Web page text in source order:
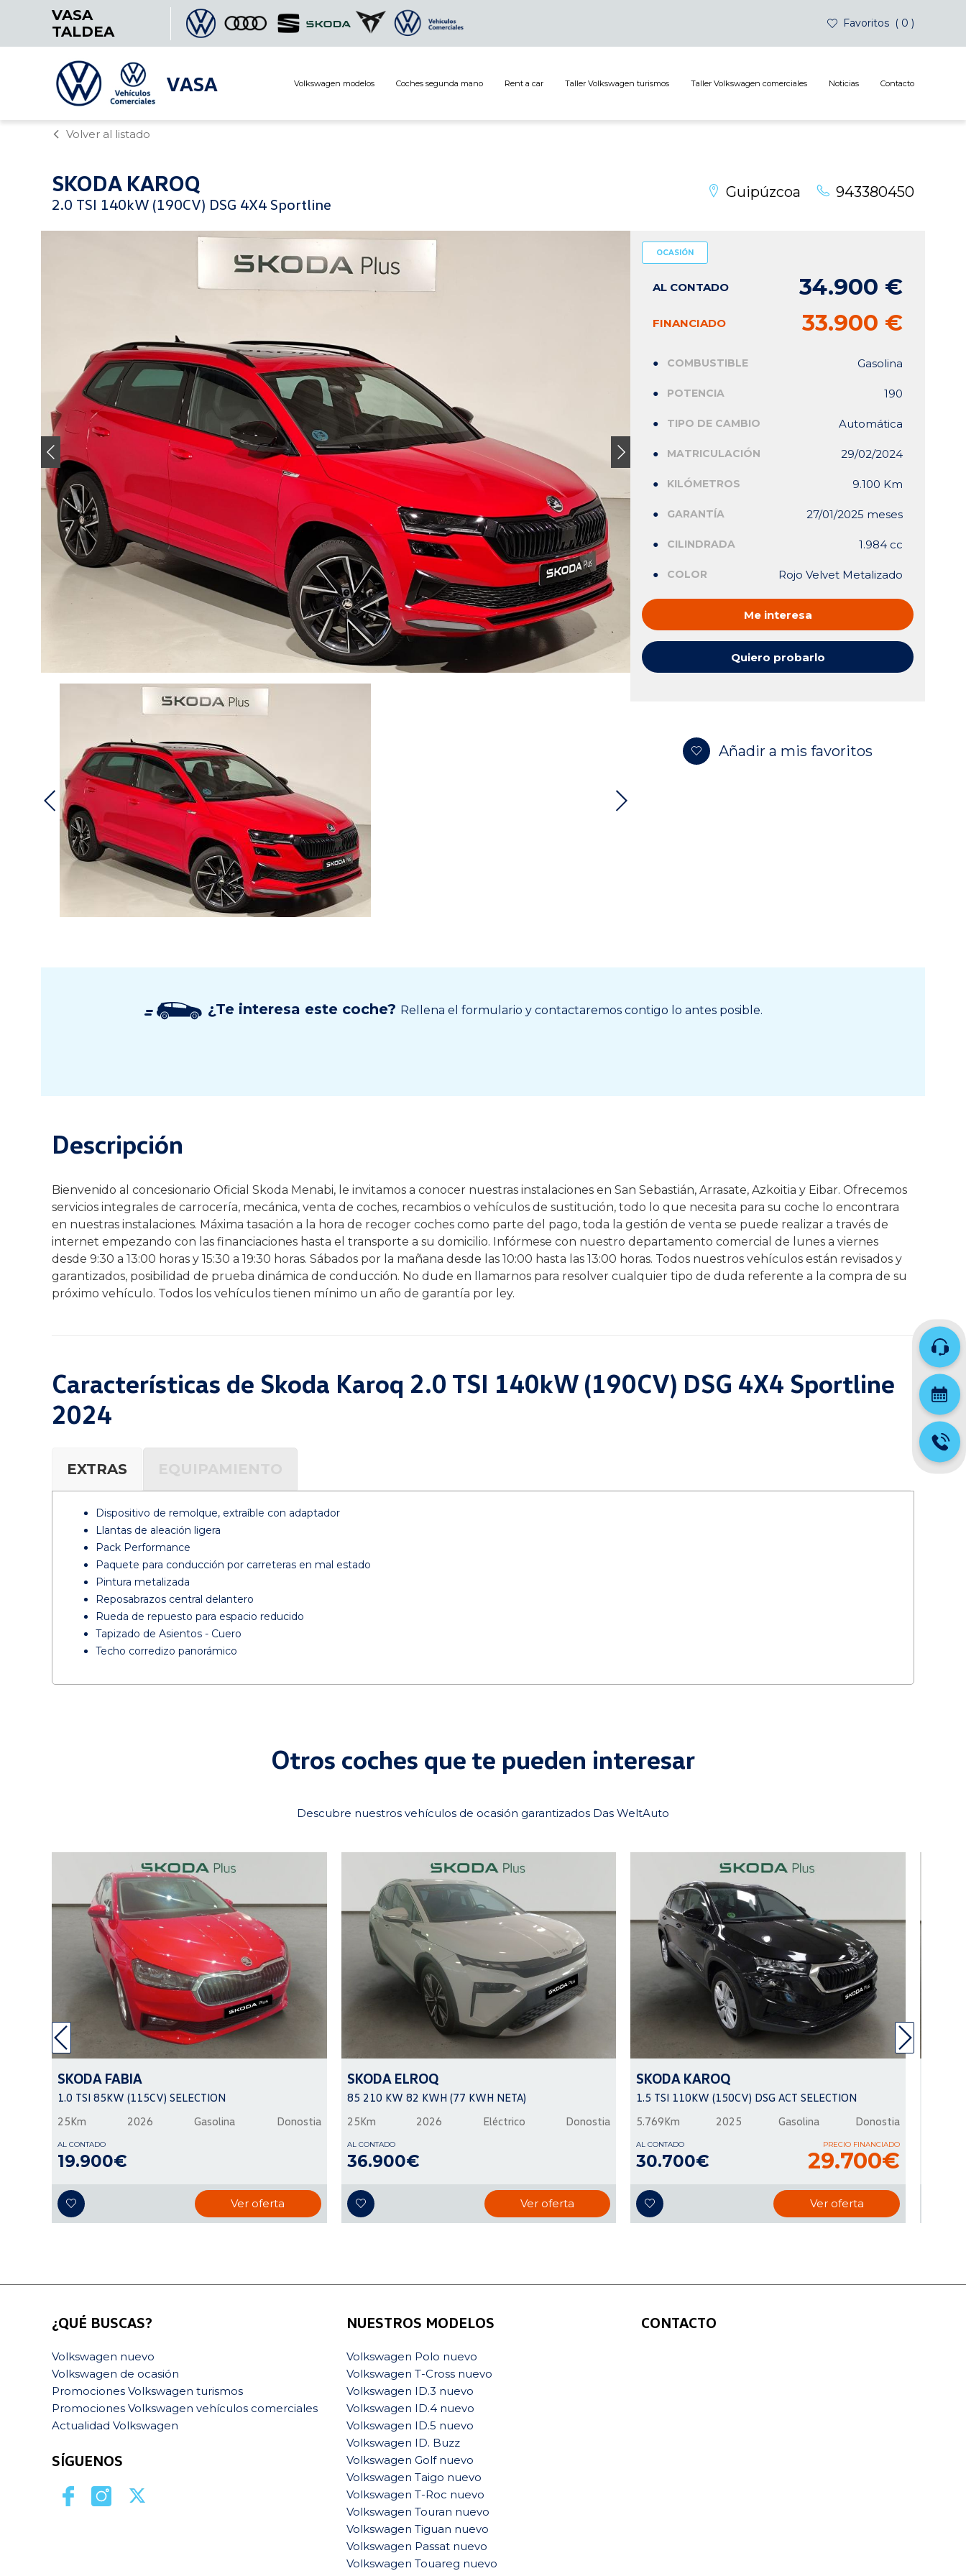
VASA
TALDEA
0
Favoritos
VASA Volkswagen modelos Coches segunda mano Rent a car Taller Volkswagen turismos Taller Volkswagen comerciales Noticias Contacto
Volver al listado
SKODA KAROQ
2.0 TSI 140kW (190CV) DSG 4X4 Sportline
Guipúzcoa 943380450
OCASIÓN
AL CONTADO 34.900 €
FINANCIADO 33.900 €
COMBUSTIBLE Gasolina
POTENCIA 190
TIPO DE CAMBIO Automática
MATRICULACIÓN 29/02/2024
KILÓMETROS 9.100 Km
GARANTÍA 27/01/2025 meses
CILINDRADA 1.984 cc
COLOR Rojo Velvet Metalizado
Me interesa
Quiero probarlo
Añadir a mis favoritos
¿Te interesa este coche? Rellena el formulario y contactaremos contigo lo antes posible.
Descripción
Bienvenido al concesionario Oficial Skoda Menabi, le invitamos a conocer nuestras instalaciones en San Sebastián, Arrasate, Azkoitia y Eibar. Ofrecemos
servicios integrales de carrocería, mecánica, venta de coches, recambios o vehículos de sustitución, todo lo que necesita para su coche lo encontrara
en nuestras instalaciones. Máxima tasación a la hora de recoger coches como parte del pago, toda la gestión de venta se puede realizar a través de
internet empezando con las financiaciones hasta el transporte a su domicilio. Infórmese con nuestro departamento comercial de lunes a viernes
desde 9:30 a 13:00 horas y 15:30 a 19:30 horas. Sábados por la mañana desde las 10:00 hasta las 13:00 horas. Todos nuestros vehículos están revisados y
garantizados, posibilidad de prueba dinámica de conducción. No dude en llamarnos para resolver cualquier tipo de duda referente a la compra de su
próximo vehículo. Todos los vehículos tienen mínimo un año de garantía por ley.
Características de Skoda Karoq 2.0 TSI 140kW (190CV) DSG 4X4 Sportline
2024
EXTRAS
Dispositivo de remolque, extraíble con adaptador
Llantas de aleación ligera
Pack Performance
Paquete para conducción por carreteras en mal estado
Pintura metalizada
Reposabrazos central delantero
Rueda de repuesto para espacio reducido
Tapizado de Asientos - Cuero
Techo corredizo panorámico
Otros coches que te pueden interesar
Descubre nuestros vehículos de ocasión garantizados Das WeltAuto
SKODA FABIA
1.0 TSI 85KW (115CV) SELECTION
25Km
2026 Gasolina Donostia
AL CONTADO
19.900€
Ver oferta
SKODA ELROQ
85 210 KW 82 KWH (77 KWH NETA)
25Km
2026 Eléctrico Donostia
AL CONTADO
36.900€
Ver oferta
SKODA KAROQ
1.5 TSI 110KW (150CV) DSG ACT SELECTION
5.769Km
2025 Gasolina Donostia
AL CONTADO
30.700€
PRECIO FINANCIADO
29.700€
Ver oferta
¿QUÉ BUSCAS?
Volkswagen nuevo
Volkswagen de ocasión
Promociones Volkswagen turismos
Promociones Volkswagen vehículos comerciales
Actualidad Volkswagen
SÍGUENOS
NUESTROS MODELOS
Volkswagen Polo nuevo
Volkswagen T-Cross nuevo
Volkswagen ID.3 nuevo
Volkswagen ID.4 nuevo
Volkswagen ID.5 nuevo
Volkswagen ID. Buzz
Volkswagen Golf nuevo
Volkswagen Taigo nuevo
Volkswagen T-Roc nuevo
Volkswagen Touran nuevo
Volkswagen Tiguan nuevo
Volkswagen Passat nuevo
Volkswagen Touareg nuevo
CONTACTO